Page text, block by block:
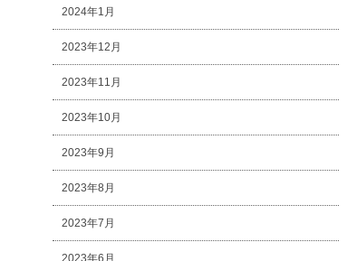
2024年1月
2023年12月
2023年11月
2023年10月
2023年9月
2023年8月
2023年7月
2023年6月